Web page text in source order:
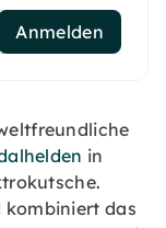
Anmelden
in
kombiniert das